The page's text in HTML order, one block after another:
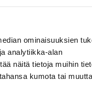
ominaisuuksien
analytiikka-alan
näitä tietoja muihin
kumota tai
limu